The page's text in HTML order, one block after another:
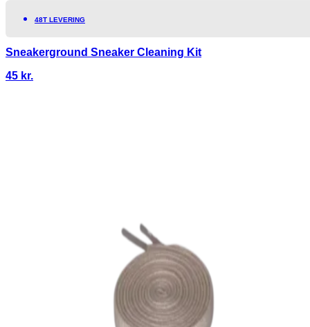
48T LEVERING
Sneakerground Sneaker Cleaning Kit
45 kr.